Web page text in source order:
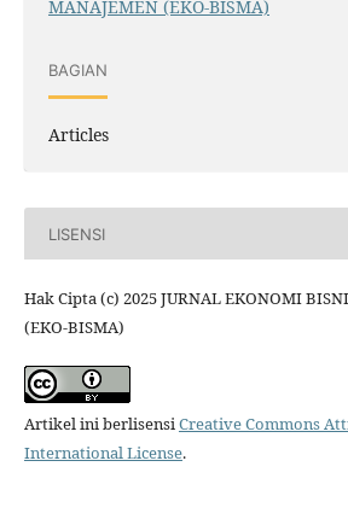
MANAJEMEN (EKO-BISMA)
BAGIAN
Articles
LISENSI
Hak Cipta (c) 2025 JURNAL EKONOMI
(EKO-BISMA)
Artikel ini berlisensiCreative Commons
International License.